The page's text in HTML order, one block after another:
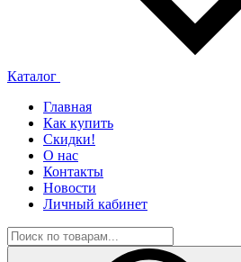
Каталог
Главная
Как купить
Скидки!
О нас
Контакты
Новости
Личный кабинет